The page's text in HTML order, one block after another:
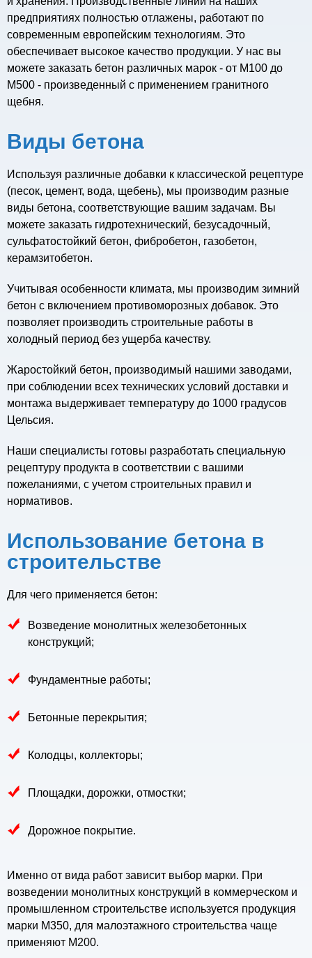
предприятиях полностью отлажены, работают по
современным европейским технологиям. Это
обеспечивает высокое качество продукции. У нас вы
можете заказать бетон различных марок - от М100 до
М500 - произведенный с применением гранитного
щебня.
Виды бетона
Используя различные добавки к классической рецептуре
(песок, цемент, вода, щебень), мы производим разные
виды бетона, соответствующие вашим задачам. Вы
можете заказать гидротехнический, безусадочный,
сульфатостойкий бетон, фибробетон, газобетон,
керамзитобетон.
Учитывая особенности климата, мы производим зимний
бетон с включением противоморозных добавок. Это
позволяет производить строительные работы в
холодный период без ущерба качеству.
Жаростойкий бетон, производимый нашими заводами,
при соблюдении всех технических условий доставки и
монтажа выдерживает температуру до 1000 градусов
Цельсия.
Наши специалисты готовы разработать специальную
рецептуру продукта в соответствии с вашими
пожеланиями, с учетом строительных правил и
нормативов.
Использование бетона в
строительстве
Для чего применяется бетон:
Возведение монолитных железобетонных
конструкций;
Фундаментные работы;
Бетонные перекрытия;
Колодцы, коллекторы;
Площадки, дорожки, отмостки;
Дорожное покрытие.
Именно от вида работ зависит выбор марки. При
возведении монолитных конструкций в коммерческом и
промышленном строительстве используется продукция
марки М350, для малоэтажного строительства чаще
применяют М200.